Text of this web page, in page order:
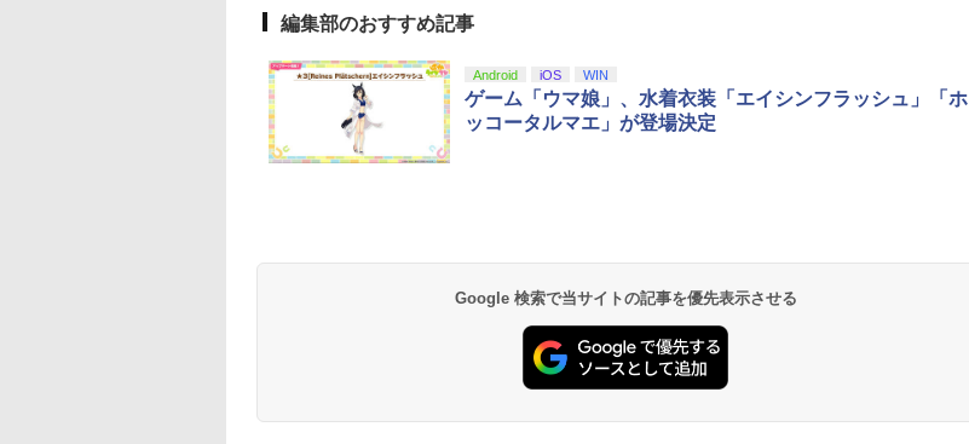
編集部のおすすめ記事
Android iOS WIN
ゲーム「ウマ娘」、水着衣装「エイシンフラッシュ」「ホ
ッコータルマエ」が登場決定
Google 検索で当サイトの記事を優先表示させる